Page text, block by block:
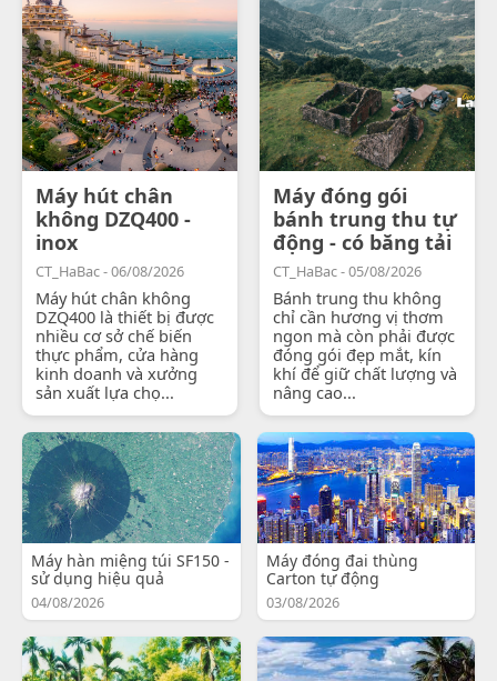
Máy hút chân
không DZQ400 -
inox
CT_HaBac - 06/08/2026
Máy hút chân không
DZQ400 là thiết bị được
nhiều cơ sở chế biến
thực phẩm, cửa hàng
kinh doanh và xưởng
sản xuất lựa chọ...
Máy đóng gói
bánh trung thu tự
động - có băng tải
CT_HaBac - 05/08/2026
Bánh trung thu không
chỉ cần hương vị thơm
ngon mà còn phải được
đóng gói đẹp mắt, kín
khí để giữ chất lượng và
nâng cao...
Máy hàn miệng túi SF150 -
sử dụng hiệu quả
04/08/2026
Máy đóng đai thùng
Carton tự động
03/08/2026